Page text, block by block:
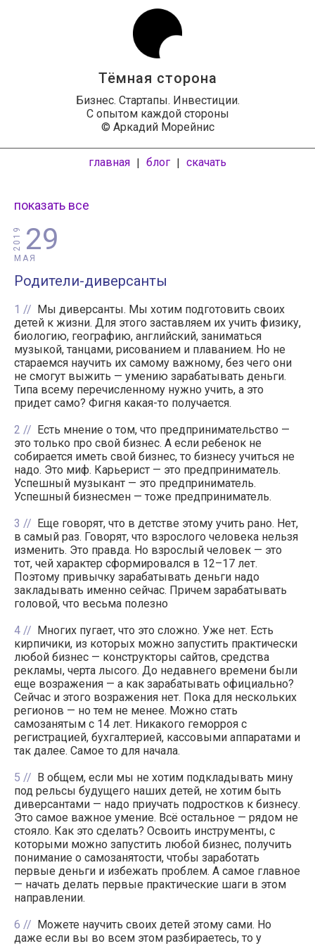
Тёмная сторона
Бизнес. Стартапы. Инвестиции.
С опытом каждой стороны
© Аркадий Морейнис
главная | блог | скачать
показать все
29
МАЯ
2019
Родители-диверсанты
1
Мы диверсанты. Мы хотим подготовить своих
детей к жизни. Для этого заставляем их учить физику,
биологию, географию, английский, заниматься
музыкой, танцами, рисованием и плаванием. Но не
стараемся научить их самому важному, без чего они
не смогут выжить — умению зарабатывать деньги.
Типа всему перечисленному нужно учить, а это
придет само? Фигня какая-то получается.
2
Есть мнение о том, что предпринимательство —
это только про свой бизнес. А если ребенок не
собирается иметь свой бизнес, то бизнесу учиться не
надо. Это миф. Карьерист — это предприниматель.
Успешный музыкант — это предприниматель.
Успешный бизнесмен — тоже предприниматель.
3
Еще говорят, что в детстве этому учить рано. Нет,
в самый раз. Говорят, что взрослого человека нельзя
изменить. Это правда. Но взрослый человек — это
тот, чей характер сформировался в 12–17 лет.
Поэтому привычку зарабатывать деньги надо
закладывать именно сейчас. Причем зарабатывать
головой, что весьма полезно
4
Многих пугает, что это сложно. Уже нет. Есть
кирпичики, из которых можно запустить практически
любой бизнес — конструкторы сайтов, средства
рекламы, черта лысого. До недавнего времени были
еще возражения — а как зарабатывать официально?
Сейчас и этого возражения нет. Пока для нескольких
регионов — но тем не менее. Можно стать
самозанятым с 14 лет. Никакого геморроя с
регистрацией, бухгалтерией, кассовыми аппаратами и
так далее. Самое то для начала.
5
В общем, если мы не хотим подкладывать мину
под рельсы будущего наших детей, не хотим быть
диверсантами — надо приучать подростков к бизнесу.
Это самое важное умение. Всё остальное — рядом не
стояло. Как это сделать? Освоить инструменты, с
которыми можно запустить любой бизнес, получить
понимание о самозанятости, чтобы заработать
первые деньги и избежать проблем. А самое главное
— начать делать первые практические шаги в этом
направлении.
6
Можете научить своих детей этому сами. Но
даже если вы во всем этом разбираетесь, то у